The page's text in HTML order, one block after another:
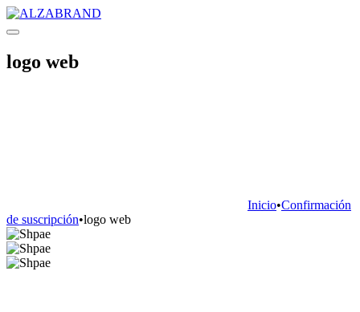
logo web
Inicio•Confirmación
de suscripción•logo web